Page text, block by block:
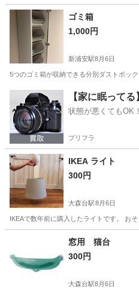
千葉 千葉市 収納家具
ゴミ箱
1,000円
新浦安駅8月6日
5つのゴミ箱が収納できる分別ダストボッ
浦安市 新浦安駅 収納家具
【家に眠って
状態が悪くてもOK
プリフラ
IKEA ライト
300円
大森台駅8月6日
IKEAで数年前に購入したライトです。 お
大森台駅
窓用 猫台
300円
大森台駅8月6日